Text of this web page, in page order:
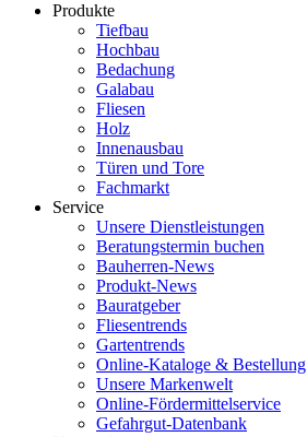
Produkte
Tiefbau
Hochbau
Bedachung
Galabau
Fliesen
Holz
Innenausbau
Türen und Tore
Fachmarkt
Service
Unsere Dienstleistungen
Beratungstermin buchen
Bauherren-News
Produkt-News
Bauratgeber
Fliesentrends
Gartentrends
Online-Kataloge & Bestellung
Unsere Markenwelt
Online-Fördermittelservice
Gefahrgut-Datenbank